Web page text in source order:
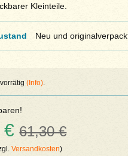
Kleinteile.
Neu und
(Info)
€61,30 €
Versandkosten)